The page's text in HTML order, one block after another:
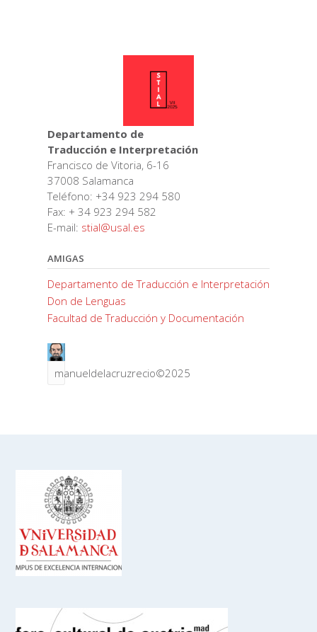
Departamento de
Traducción e Interpretación
Francisco de Vitoria, 6-16
37008 Salamanca
Teléfono: +34 923 294 580
Fax: + 34 923 294 582
E-mail: stial@usal.es
AMIGAS
Departamento de Traducción e Interpretación
Don de Lenguas
Facultad de Traducción y Documentación
manueldelacruzrecio©2025